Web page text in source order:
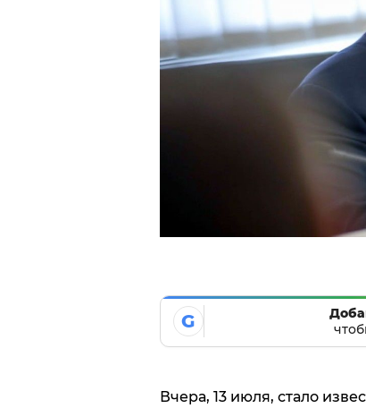
G
Вчера, 13 июля, стало